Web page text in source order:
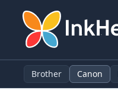
Brother Canon